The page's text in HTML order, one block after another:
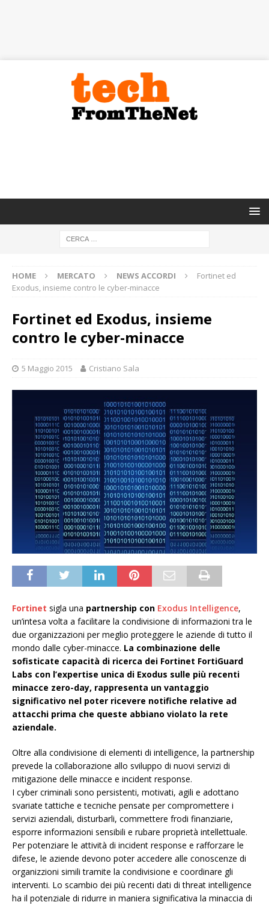
HOME MERCATO NEWS ACCORDI
Fortinet ed
Exodus, insieme contro le cyber-minacce
Fortinet ed Exodus, insieme
contro le cyber-minacce
5 Maggio 2015 Cristiano Sala
Fortinet sigla una partnership con Exodus Intelligence,
un’intesa volta a facilitare la condivisione di informazioni tra le
due organizzazioni per meglio proteggere le aziende di tutto il
mondo dalle cyber-minacce. La combinazione delle
sofisticate capacità di ricerca dei Fortinet FortiGuard
Labs con l’expertise unica di Exodus sulle più recenti
minacce zero-day, rappresenta un vantaggio
significativo nel poter ricevere notifiche relative ad
attacchi prima che queste abbiano violato la rete
aziendale.
Oltre alla condivisione di elementi di intelligence, la partnership
prevede la collaborazione allo sviluppo di nuovi servizi di
mitigazione delle minacce e incident response.
I cyber criminali sono persistenti, motivati, agili e adottano
svariate tattiche e tecniche pensate per compromettere i
servizi aziendali, disturbarli, commettere frodi finanziarie,
esporre informazioni sensibili e rubare proprietà intellettuale.
Per potenziare le attività di incident response e rafforzare le
difese, le aziende devono poter accedere alle conoscenze di
organizzioni simili tramite la condivisione e coordinare gli
interventi. Lo scambio dei più recenti dati di threat intelligence
ha il potenziale di ridurre in maniera significativa la minaccia di